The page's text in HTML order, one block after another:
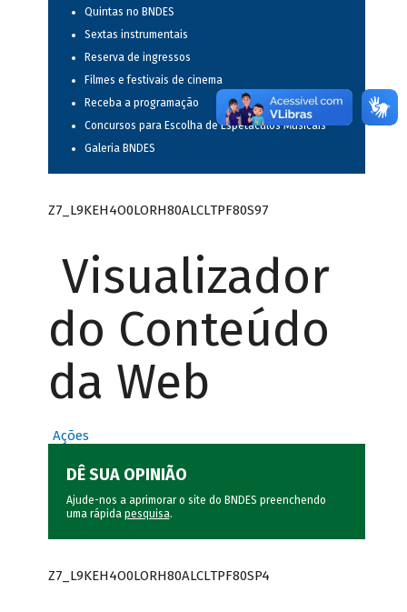
Quintas no BNDES
Sextas instrumentais
Reserva de ingressos
Filmes e festivais de cinema
Receba a programação
Concursos para Escolha de Espetáculos Musicais
Galeria BNDES
Z7_L9KEH4O0LORH80ALCLTPF80S97
Visualizador
do Conteúdo
da Web
Ações
DÊ SUA OPINIÃO
Ajude-nos a aprimorar o site do BNDES preenchendo
uma rápida pesquisa.
Z7_L9KEH4O0LORH80ALCLTPF80SP4